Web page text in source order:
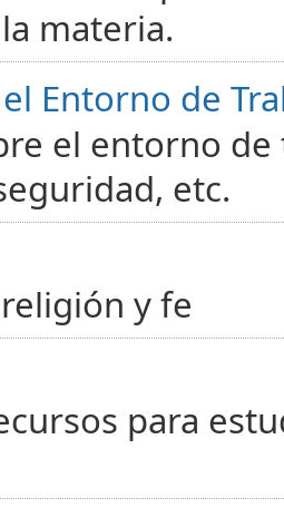
materia.
Entorno de
el entorno
etc.
y fe
para